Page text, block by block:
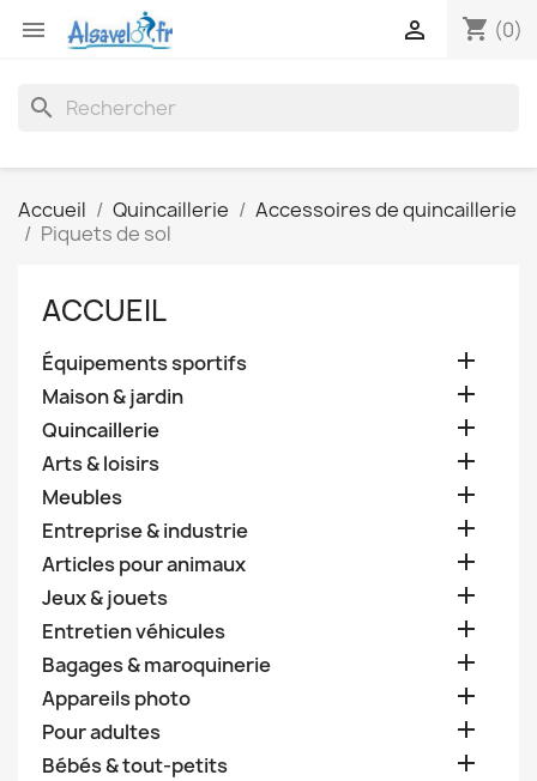
 shopping_cart (0)

search
Accueil Quincaillerie
Accessoires de quincaillerie
Piquets de sol
ACCUEIL
Équipements sportifs 
Maison & jardin 
Quincaillerie 
Arts & loisirs 
Meubles 
Entreprise & industrie 
Articles pour animaux 
Jeux & jouets 
Entretien véhicules 
Bagages & maroquinerie 
Appareils photo 
Pour adultes 
Bébés & tout-petits 